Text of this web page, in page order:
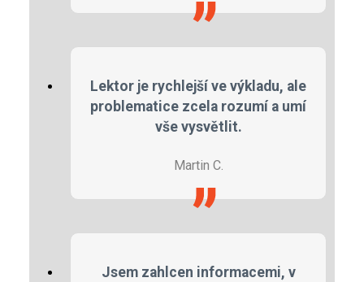
Lektor je rychlejší ve výkladu, ale
problematice zcela rozumí a umí
vše vysvětlit.
Martin C.
Jsem zahlcen informacemi, v